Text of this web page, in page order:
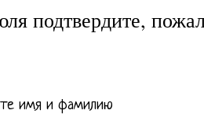
подтвердите,
имя и фамилию